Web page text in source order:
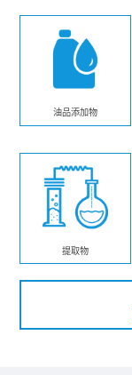
油品添加物
提取物